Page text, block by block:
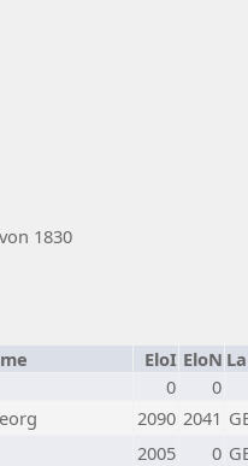
1830
EloI EloN
0
0
2090 2041
2005 0